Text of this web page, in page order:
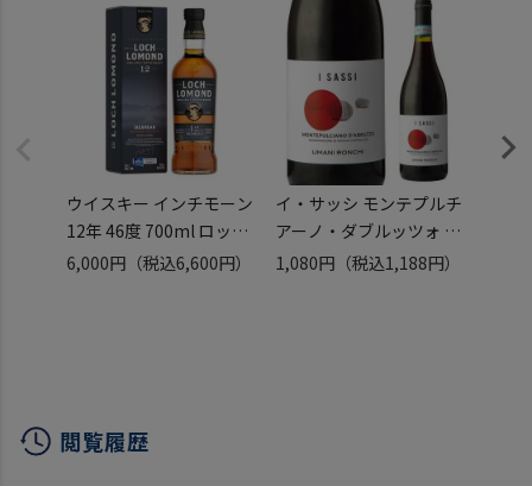
ウイスキー インチモーン
12年 46度 700ml ロッホ
ローモンド 蒸留所 スコッ
6,000円 （税込6,600円）
イ・サッシ モンテプルチ
アーノ・ダブルッツォ イ
タリア 赤ワイン 750ml
1,080円 （税込1,188円）
閲覧履歴